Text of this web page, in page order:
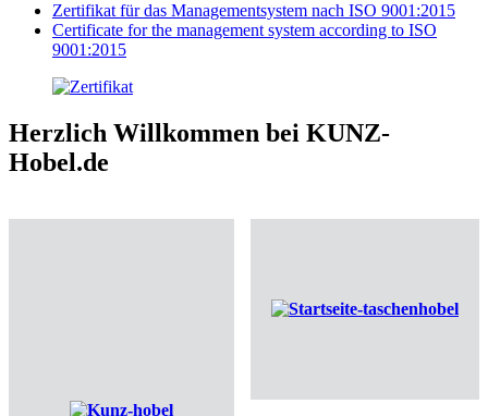
Zertifikat für das Managementsystem nach ISO 9001:2015
Certificate for the management system according to ISO
9001:2015
Herzlich Willkommen bei KUNZ-
Hobel.de